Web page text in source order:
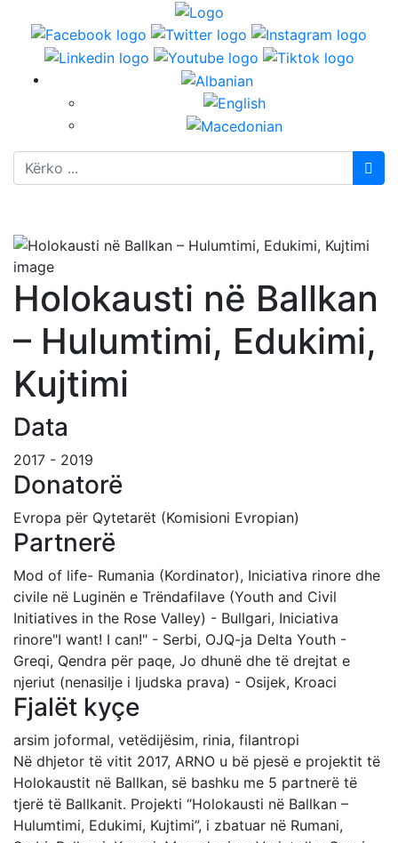
Holokausti në Ballkan
– Hulumtimi, Edukimi,
Kujtimi
Data
2017 - 2019
Donatorë
Evropa për Qytetarët (Komisioni Evropian)
Partnerë
Mod of life- Rumania (Kordinator), Iniciativa rinore dhe
civile në Luginën e Trëndafilave (Youth and Civil
Initiatives in the Rose Valley) - Bullgari, Iniciativa
rinore"I want! I can!" - Serbi, OJQ-ja Delta Youth -
Greqi, Qendra për paqe, Jo dhunë dhe të drejtat e
njeriut (nenasilje i ljudska prava) - Osijek, Kroaci
Fjalët kyçe
arsim joformal, vetëdijësim, rinia, filantropi
Në dhjetor të vitit 2017, ARNO u bë pjesë e projektit të
Holokaustit në Ballkan, së bashku me 5 partnerë të
tjerë të Ballkanit. Projekti “Holokausti në Ballkan –
Hulumtimi, Edukimi, Kujtimi”, i zbatuar në Rumani,